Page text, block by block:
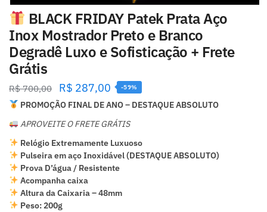
BLACK FRIDAY Patek Prata Aço
Inox Mostrador Preto e Branco
Degradê Luxo e Sofisticação + Frete
Grátis
R$700,00 R$ 287,00 -59%
PROMOÇÃO FINAL DE ANO – DESTAQUE ABSOLUTO
APROVEITE O FRETE GRÁTIS
Relógio Extremamente Luxuoso
Pulseira em aço Inoxidável (DESTAQUE ABSOLUTO)
Prova D’água / Resistente
Acompanha caixa
Altura da Caixaria – 48mm
Peso: 200g